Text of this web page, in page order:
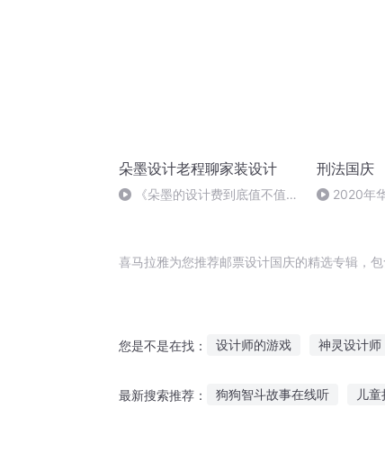
朵墨设计老程聊家装设计
《朵墨的设计费到底值不值，
刑法国庆
2020年
喜马拉雅为您推荐邮票设计国庆的精选专辑，
您是不是在找： 设计师的游戏 神灵设计师
最新搜索推荐： 狗狗智斗故事在线听 儿